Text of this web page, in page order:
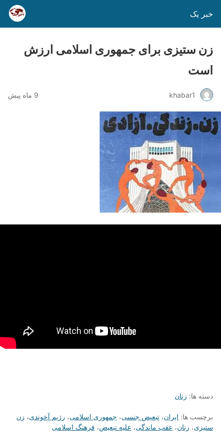
خبر یک
زن ستیزی برای جمهوری اسلامی ارزش
است
khabar1 9 ماه پیش
دسته ها: زنان
برچسب ها: ایران، تبعیض جنسی، جمهوری اسلامی، رژیم آخوندی، زن
ستیزی، زنان، عقب ماندگی، علیه تبعیض، فرهنگ اسلامی